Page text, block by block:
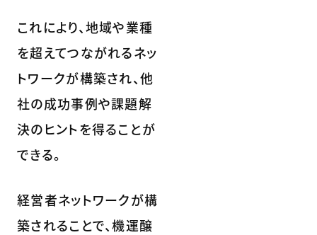
これにより、地域や業種
を超えてつながれるネッ
トワークが構築され、他
社の成功事例や課題解
決のヒントを得ることが
できる。
経営者ネットワークが構
築されることで、機運醸